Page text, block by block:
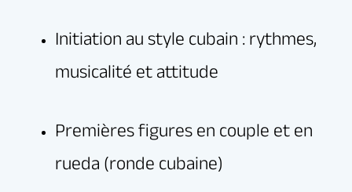
univers vibrant où la danse rime avec partage,
Infos & inscriptions